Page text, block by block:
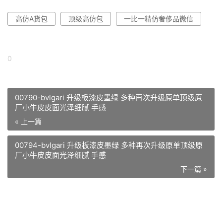
高仿A货包 顶级高仿包 一比一精仿奢侈品微信
0
00790-bvlgari 升级板漆皮墨绿 多种再次升级原单顶级原
厂小牛皮皮面光泽细腻 手感
« 上一篇
00794-bvlgari 升级板漆皮墨绿 多种再次升级原单顶级原
厂小牛皮皮面光泽细腻 手感
下一篇 »